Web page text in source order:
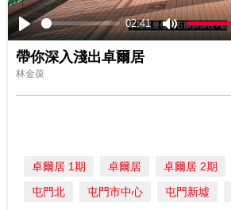
Play
02:41
Mute
帶你深入淺出卓爾居
林金葆
卓爾居 1期 卓爾居 卓爾居 2期
屯門北
屯門市中心 屯門新墟